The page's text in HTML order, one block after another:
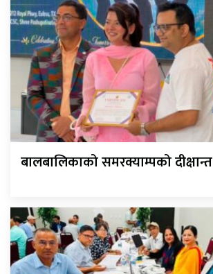
बालबालिकाको समरक्याम्पको दीक्षान्त